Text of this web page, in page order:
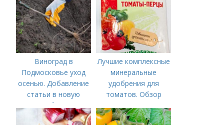
Виноград в
Подмосковье уход
осенью. Добавление
статьи в новую
подборку
Лучшие комплексные
минеральные
удобрения для
томатов. Обзор
удобрений для